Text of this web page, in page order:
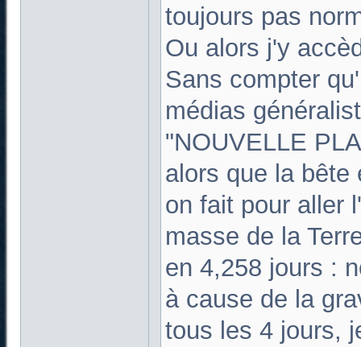
toujours pas
Ou alors j'y
Sans compter
médias
"NOUVELLE
alors que la bête
on fait pour aller
masse de la
en 4,258 jours :
à cause de la
tous les 4 jours,